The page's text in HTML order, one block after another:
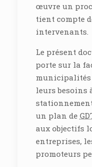
œuvre un
tient compte
intervenants.
Le présent
porte sur la
municipalités
leurs besoins
un plan de
aux objectifs
entreprises,
promoteurs